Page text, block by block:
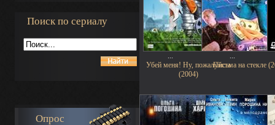
Поиск по сериалу
Опрос
...
...
Убей меня! Ну, пожалуйста
(2004)
Письма на стекле